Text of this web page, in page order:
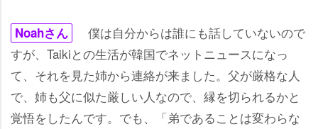
Noahさん
僕は自分からは誰にも話していないので
すが、Taikiとの生活が韓国でネットニュースになっ
て、それを見た姉から連絡が来ました。父が厳格な人
で、姉も父に似た厳しい人なので、縁を切られるかと
覚悟をしたんです。でも、「弟であることは変わらな